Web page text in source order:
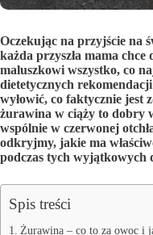
Oczekując na przyjście na
każda przyszła mama chce
maluszkowi wszystko, co
dietetycznych
wyłowić, co faktycznie jest
żurawina w ciąży to dobry
wspólnie w czerwonej
odkryjmy, jakie ma
podczas tych wyjątkowych
Spis treści
Żurawina – co to za owoc i